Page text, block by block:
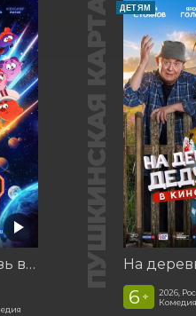
Смешарики сквозь вселенные ПУШКИНСКАЯ КАРТА ДЕТЯМ
6 +
2026,